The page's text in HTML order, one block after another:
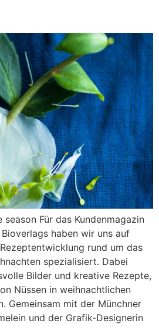
Für das Kundenmagazin
Bioverlags haben wir uns auf
rund um das
spezialisiert. Dabei
Bilder und kreative Rezepte,
Nüssen in weihnachtlichen
Gemeinsam mit der Münchner
und der Grafik-Designerin